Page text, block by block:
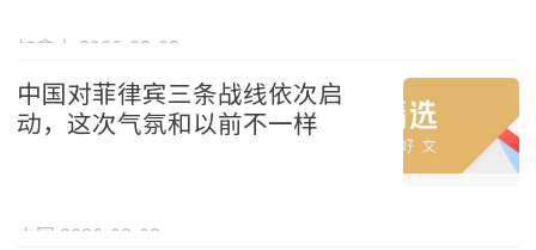
加拿大 2026-08-08
中国对菲律宾三条战线依次启
动，这次气氛和以前不一样
中国 2026-08-08